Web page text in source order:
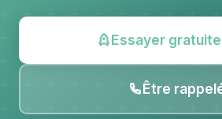
Essayer
Être